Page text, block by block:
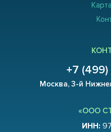
+7 (499)
Москва, 3-й
«ООО
ИНН: